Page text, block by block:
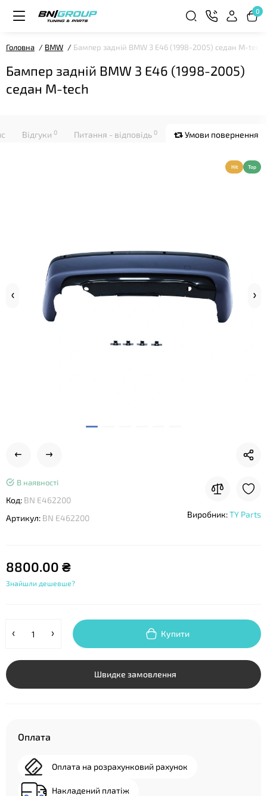
0
Головна BMW Бампер задній BMW 3 E46 (1998-2005) седан M-tech
Бампер задній BMW 3 E46 (1998-2005)
седан M-tech
Відгуки 0 Питання - відповідь 0 Умови повернення
Hit Top
В наявності
Код: BN E462200
Артикул: BN E462200 Виробник:TY Parts
8800.00 ₴
Знайшли дешевше?
Купити
Швидке замовлення
Оплата
Оплата на розрахунковий рахунок
Накладений платіж